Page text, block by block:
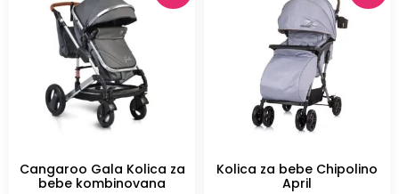
Cangaroo Gala Kolica za
bebe kombinovana
Kolica za bebe Chipolino
April